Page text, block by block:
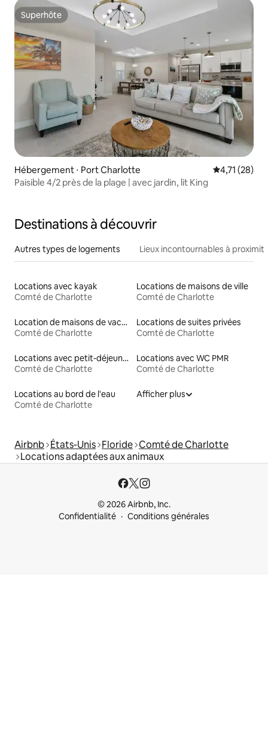
Superhôte
Superhôte
Hébergement ⋅ Port Charlotte Évaluation
4,71 (28)
Paisible 4/2 près de la plage | avec jardin, lit King
Destinations à découvrir
Autres types de logements Lieux incontournables à
Locations avec kayak
Comté de Charlotte
Locations de maisons de ville
Comté de Charlotte
Location de maisons de vacances
Comté de Charlotte
Locations de suites privées
Comté de Charlotte
Locations avec petit-déjeuner
Comté de Charlotte
Locations avec WC PMR
Comté de Charlotte
Locations au bord de l'eau
Comté de Charlotte
Afficher plus
Airbnb États-Unis Floride Comté de Charlotte
Locations adaptées aux animaux
© 2026 Airbnb, Inc.
Confidentialité
Conditions générales